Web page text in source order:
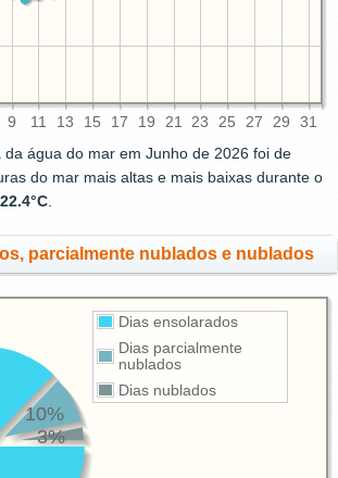
9 11 13 15 17 19 21 23 25 27 29 31
da água do mar em Junho de 2026 foi de
do mar mais altas e mais baixas durante o
22.4°C.
parcialmente nublados e nublados
Dias ensolarados
Dias parcialmente
nublados
Dias nublados
10%
3%